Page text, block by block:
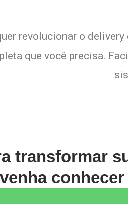
revolucionar o
que você precisa.
transformar